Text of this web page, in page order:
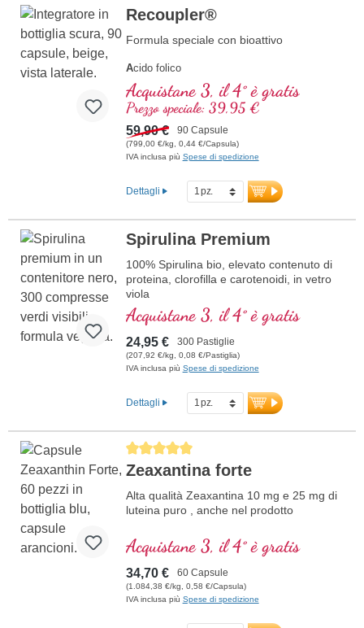
Recoupler®
Formula speciale con bioattivo
Acido folico
Arginina
Licopene
C urcuma
Curcumina
Acido ascorbico
Resveratrolo
B(Vitamina B12)
Acquistane 3, il 4° è gratis
Prezzo speciale: 39,95 €
59,90 € 90 Capsule
(799,00 €/kg, 0,44 €/Capsula)
IVA inclusa più Spese di spedizione
Dettagli
Spirulina Premium
100% Spirulina bio, elevato contenuto di
proteina, clorofilla e carotenoidi, in vetro
viola
Acquistane 3, il 4° è gratis
24,95 € 300 Pastiglie
(207,92 €/kg, 0,08 €/Pastiglia)
IVA inclusa più Spese di spedizione
Dettagli
Average rating of 5 out of 5 stars
Zeaxantina forte
Alta qualità Zeaxantina 10 mg e 25 mg di
luteina puro , anche nel prodotto
Acquistane 3, il 4° è gratis
34,70 € 60 Capsule
(1.084,38 €/kg, 0,58 €/Capsula)
IVA inclusa più Spese di spedizione